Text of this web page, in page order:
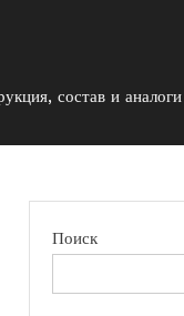
состав и аналоги
Поиск